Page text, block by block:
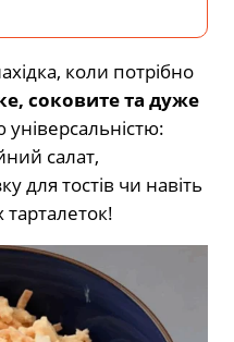
коли потрібно
соковите та дуже
салат,
для тостів чи навіть